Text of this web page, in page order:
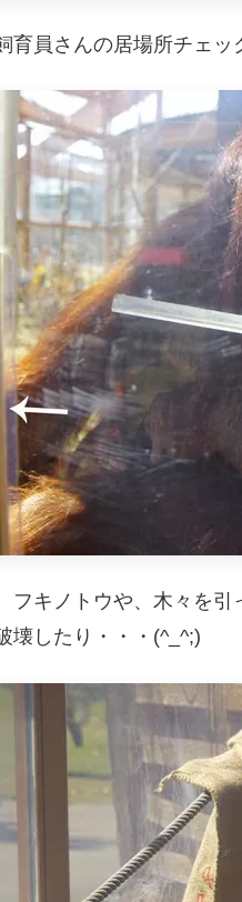
育員さんの居場所チェッ
フキノトウや、木々を引
壊したり・・・(^_^;)